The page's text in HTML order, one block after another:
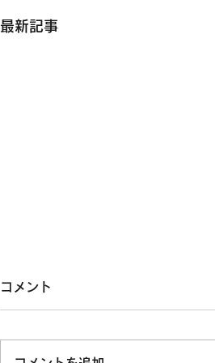
最新記事
コメント